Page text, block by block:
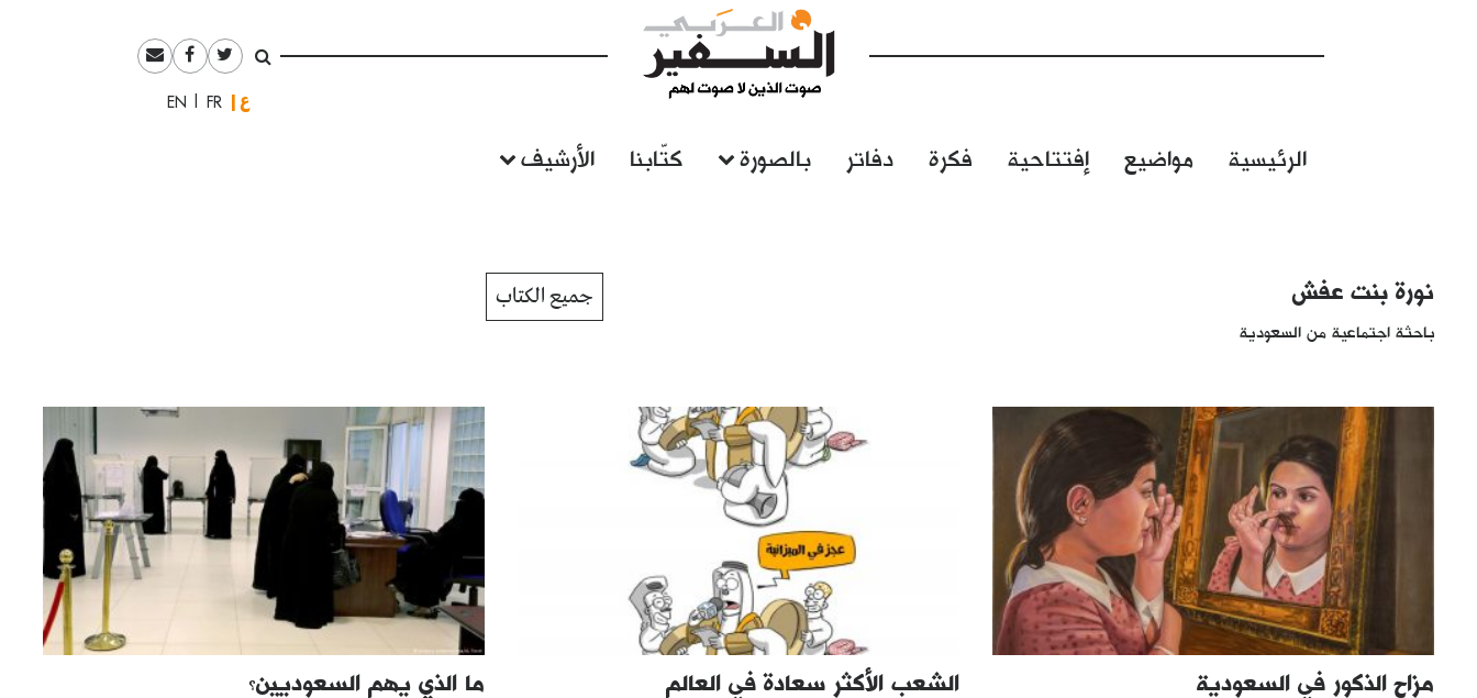
العربيةFrançais
English
الرئيسية مواضيع إفتتاحية فكرة دفاتر بالصورة كتّابنا الأرشيف
نورة بنت عفش
باحثة اجتماعية من السعودية
جميع الكتاب
مزاح الذكور في السعودية الشعب الأكثر سعادة في العالم ما الذي يهم السعوديين؟